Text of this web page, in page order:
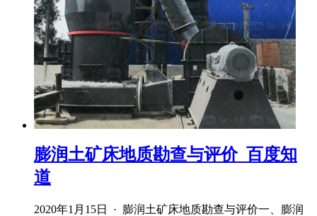
膨润土矿床地质勘查与评价_百度知
道
2020年1月15日 · 膨润土矿床地质勘查与评价一、膨润